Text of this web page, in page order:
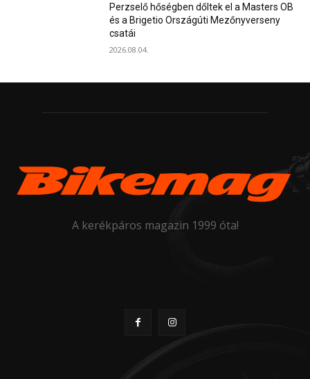
Perzselő hőségben dőltek el a Masters OB
és a Brigetio Országúti Mezőnyverseny
csatái
2026.08.04.
A kerékpáros magazin 1999 óta!